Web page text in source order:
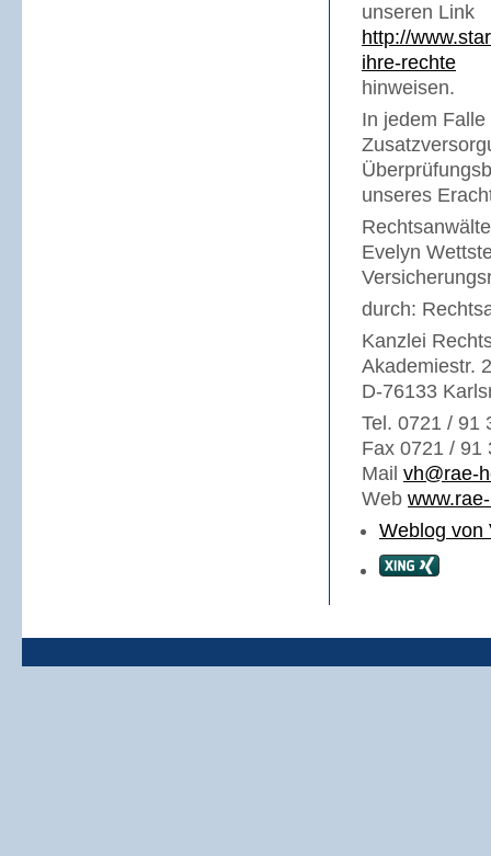
unseren Link
http://
ihre-rechte
hinweisen.
In jedem
unseres
Evelyn
durch:
Kanzlei
Akademiestr.
D-76133
Tel. 0721 / 91
Fax 0721 / 91
Mail vh@rae-
Web
Weblog von